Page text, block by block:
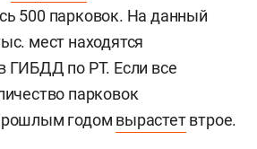
500 парковок. На данный
мест находятся
ГИБДД по РТ. Если все
парковок
годом вырастетвтрое.